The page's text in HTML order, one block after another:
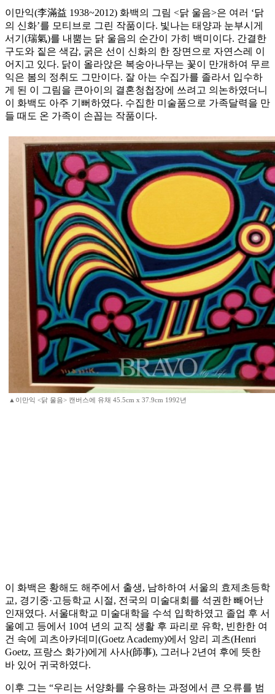
이만익(李滿益 1938~2012) 화백의 그림 <닭 울음>은 여러 ‘닭
의 신화’를 모티브로 그린 작품이다. 빛나는 태양과 눈부시게
서기(瑞氣)를 내뿜는 닭 울음의 순간이 가히 백미이다. 간결한
구도와 짙은 색감, 굵은 선이 신화의 한 장면으로 자연스레 이
어지고 있다. 닭이 올라앉은 복숭아나무는 꽃이 만개하여 무르
익은 봄의 정취도 그만이다. 잘 아는 수집가를 졸라서 입수하
게 된 이 그림을 큰아이의 결혼청첩장에 쓰려고 의논하였더니
이 화백도 아주 기뻐하였다. 수집한 미술품으로 가족달력을 만
들 때도 온 가족이 손꼽는 작품이다.
▲이만익 <닭 울음> 캔버스에 유채 45.5cm x 37.9cm 1992년
이 화백은 황해도 해주에서 출생, 남하하여 서울의 효제초등학
교, 경기중·고등학교 시절, 전국의 미술대회를 석권한 빼어난
인재였다. 서울대학교 미술대학을 수석 입학하였고 졸업 후 서
울예고 등에서 10여 년의 교직 생활 후 파리로 유학, 빈한한 여
건 속에 괴츠아카데미(Goetz Academy)에서 앙리 괴츠(Henri
Goetz, 프랑스 화가)에게 사사(師事), 그러나 2년여 후에 뜻한
바 있어 귀국하였다.
이후 그는 “우리는 서양화를 수용하는 과정에서 큰 오류를 범